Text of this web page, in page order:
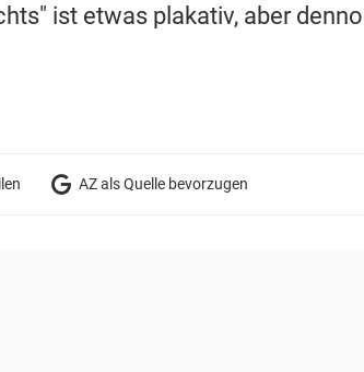
ist etwas plakativ, aber
AZ als Quelle bevorzugen